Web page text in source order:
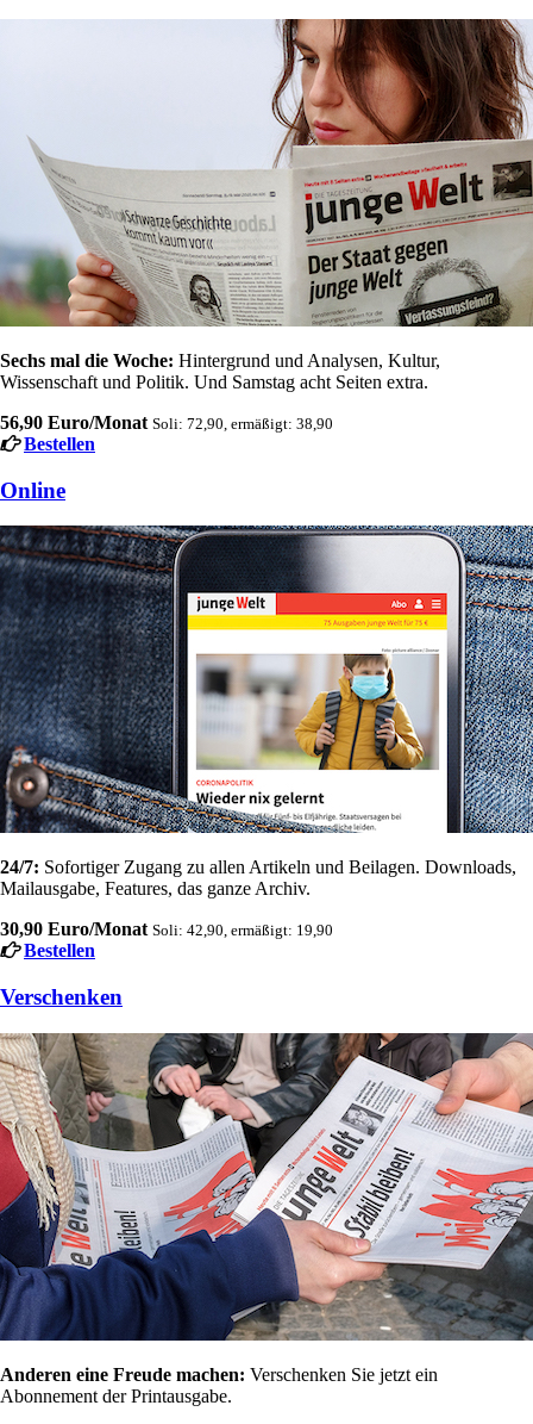
Sechs mal die Woche: Hintergrund und Analysen, Kultur,
Wissenschaft und Politik. Und Samstag acht Seiten extra.
56,90 Euro/Monat Soli: 72,90, ermäßigt: 38,90
Bestellen
Online
24/7: Sofortiger Zugang zu allen Artikeln und Beilagen. Downloads,
Mailausgabe, Features, das ganze Archiv.
30,90 Euro/Monat Soli: 42,90, ermäßigt: 19,90
Bestellen
Verschenken
Anderen eine Freude machen: Verschenken Sie jetzt ein
Abonnement der Printausgabe.